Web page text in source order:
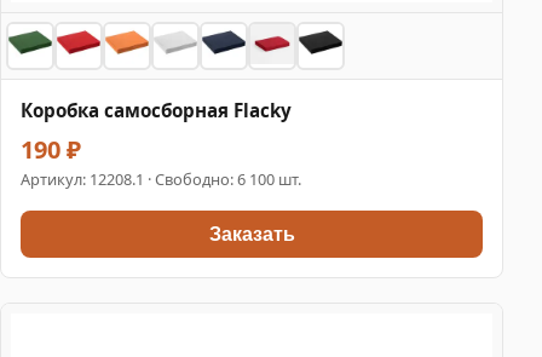
Коробка самосборная Flacky
190 ₽
Артикул: 12208.1 · Свободно: 6 100 шт.
Заказать